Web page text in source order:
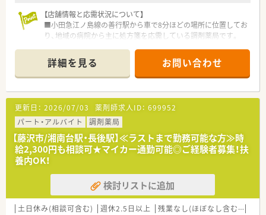
【店舗情報と応需状況について】
■小田急江ノ島線の善行駅から車で8分ほどの場所に位置してお
り、地域の病院から主に処方箋を応需している調剤薬局です。
1日あたりの処方箋枚数は30枚から40枚程度となっています。
■薬剤師は常勤1名とパート5名の体制で運営されており、在宅
業務についても居宅や施設への対応を積極的に行っています。
【募集背景と求める人物像について】
■現職の管理薬剤師が長期休暇を予定しているため、店舗を牽引
してくださる新しいリーダー候補を急募にて受け付けておりま
す。
■管理薬剤師としての経験は問いませんので、これから店舗運営
のスキルを身につけたいという意欲的な方を求めています。
■周囲のスタッフと円滑なコミュニケーションを図り、チームワ
ークを大切にしながら業務に取り組める方を歓迎いたします。
【法人特徴について】
■大手調剤チェーン出身者が経営層にいるため、大手に準じたし
詳細を見る お問い合わせ
更新日： 2026/07/03 薬剤師求人ID： 699952
パート・アルバイト
調剤薬局
【藤沢市/湘南台駅・長後駅】≪ラストまで勤務可能な方≫時
給2,300円も相談可★マイカー通勤可能◎ご経験者募集！扶
養内OK！
検討リストに追加
土日休み(相談可含む) 週休2.5日以上 残業なし(ほぼなし含む)